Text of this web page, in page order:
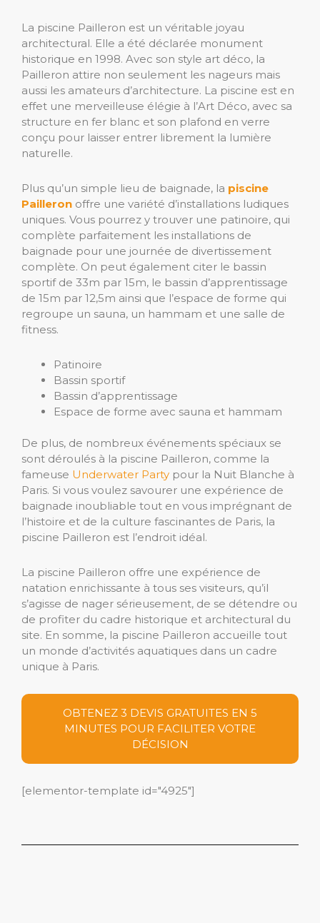
La piscine Pailleron est un véritable joyau
architectural. Elle a été déclarée monument
historique en 1998. Avec son style art déco, la
Pailleron attire non seulement les nageurs mais
aussi les amateurs d’architecture. La piscine est en
effet une merveilleuse élégie à l’Art Déco, avec sa
structure en fer blanc et son plafond en verre
conçu pour laisser entrer librement la lumière
naturelle.
Plus qu’un simple lieu de baignade, la piscine
Pailleron offre une variété d’installations ludiques
uniques. Vous pourrez y trouver une patinoire, qui
complète parfaitement les installations de
baignade pour une journée de divertissement
complète. On peut également citer le bassin
sportif de 33m par 15m, le bassin d’apprentissage
de 15m par 12,5m ainsi que l’espace de forme qui
regroupe un sauna, un hammam et une salle de
fitness.
Patinoire
Bassin sportif
Bassin d’apprentissage
Espace de forme avec sauna et hammam
De plus, de nombreux événements spéciaux se
sont déroulés à la piscine Pailleron, comme la
fameuse Underwater Party pour la Nuit Blanche à
Paris. Si vous voulez savourer une expérience de
baignade inoubliable tout en vous imprégnant de
l’histoire et de la culture fascinantes de Paris, la
piscine Pailleron est l’endroit idéal.
La piscine Pailleron offre une expérience de
natation enrichissante à tous ses visiteurs, qu’il
s’agisse de nager sérieusement, de se détendre ou
de profiter du cadre historique et architectural du
site. En somme, la piscine Pailleron accueille tout
un monde d’activités aquatiques dans un cadre
unique à Paris.
OBTENEZ 3 DEVIS GRATUITES EN 5
MINUTES POUR FACILITER VOTRE
DÉCISION
[elementor-template id="4925"]